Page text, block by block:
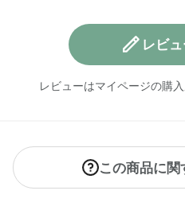
レビ
レビューはマイページの購
この商品に